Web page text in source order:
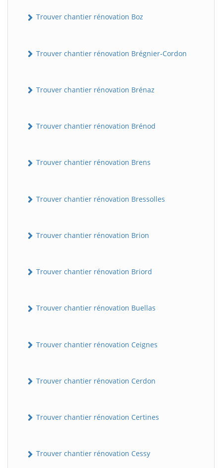
Trouver chantier rénovation Boz
Trouver chantier rénovation Brégnier-Cordon
Trouver chantier rénovation Brénaz
Trouver chantier rénovation Brénod
Trouver chantier rénovation Brens
Trouver chantier rénovation Bressolles
Trouver chantier rénovation Brion
Trouver chantier rénovation Briord
Trouver chantier rénovation Buellas
Trouver chantier rénovation Ceignes
Trouver chantier rénovation Cerdon
Trouver chantier rénovation Certines
Trouver chantier rénovation Cessy